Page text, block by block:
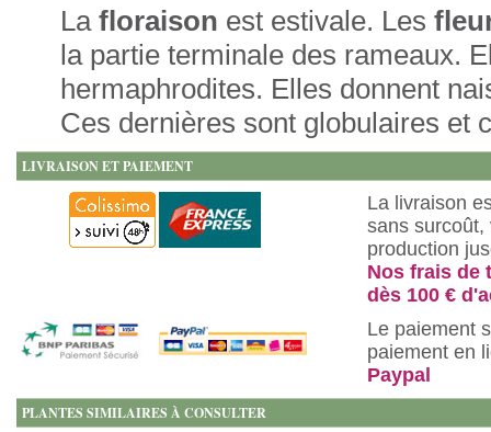
La floraison est estivale. Les
la partie terminale des rameaux.
hermaphrodites. Elles donnent
Ces dernières sont globulaires et
LIVRAISON ET PAIEMENT
La livraison
sans surcoût,
production
Nos frais de
dès 100 €
Le paiement
paiement en
Paypal
PLANTES SIMILAIRES À CONSULTER